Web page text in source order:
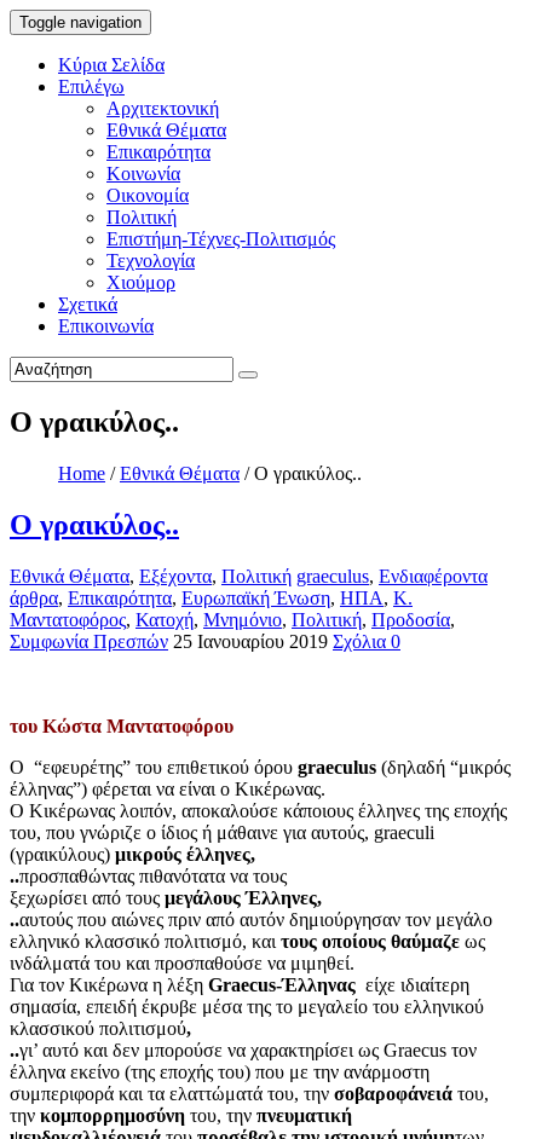
Toggle navigation
Κύρια Σελίδα
Επιλέγω
Αρχιτεκτονική
Εθνικά Θέματα
Επικαιρότητα
Κοινωνία
Οικονομία
Πολιτική
Επιστήμη-Τέχνες-Πολιτισμός
Τεχνολογία
Χιούμορ
Σχετικά
Επικοινωνία
Ο γραικύλος..
Home / Εθνικά Θέματα / Ο γραικύλος..
Ο γραικύλος..
Εθνικά Θέματα, Εξέχοντα, Πολιτική graeculus, Ενδιαφέροντα
άρθρα, Επικαιρότητα, Ευρωπαϊκή Ένωση, ΗΠΑ, Κ.
Μαντατοφόρος, Κατοχή, Μνημόνιο, Πολιτική, Προδοσία,
Συμφωνία Πρεσπών 25 Ιανουαρίου 2019 Σχόλια 0
του Κώστα Μαντατοφόρου
Ο “εφευρέτης” του επιθετικού όρου graeculus (δηλαδή “μικρός
έλληνας”) φέρεται να είναι ο Κικέρωνας.
Ο Κικέρωνας λοιπόν, αποκαλούσε κάποιους έλληνες της εποχής
του, που γνώριζε ο ίδιος ή μάθαινε για αυτούς, graeculi
(γραικύλους) μικρούς έλληνες,
..προσπαθώντας πιθανότατα να τους
ξεχωρίσει από τους μεγάλους Έλληνες,
..αυτούς που αιώνες πριν από αυτόν δημιούργησαν τον μεγάλο
ελληνικό κλασσικό πολιτισμό, και τους οποίους θαύμαζε ως
ινδάλματά του και προσπαθούσε να μιμηθεί.
Για τον Κικέρωνα η λέξη Graecus-Έλληνας είχε ιδιαίτερη
σημασία, επειδή έκρυβε μέσα της το μεγαλείο του ελληνικού
κλασσικού πολιτισμού,
..γι’ αυτό και δεν μπορούσε να χαρακτηρίσει ως Graecus τον
έλληνα εκείνο (της εποχής του) που με την ανάρμοστη
συμπεριφορά και τα ελαττώματά του, την σοβαροφάνειά του,
την κομπορρημοσύνη του, την πνευματική